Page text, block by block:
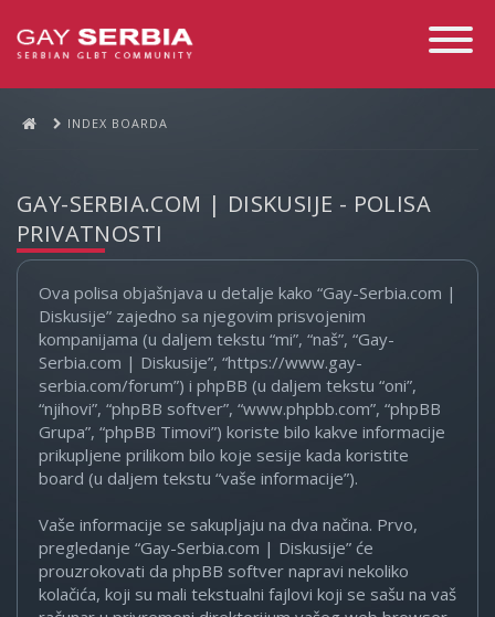
Toggle
INDEX BOARDA
GAY-SERBIA.COM | DISKUSIJE - POLISA
PRIVATNOSTI
Ova polisa objašnjava u detalje kako “Gay-Serbia.com |
Diskusije” zajedno sa njegovim prisvojenim
kompanijama (u daljem tekstu “mi”, “naš”, “Gay-
Serbia.com | Diskusije”, “https://www.gay-
serbia.com/forum”) i phpBB (u daljem tekstu “oni”,
“njihovi”, “phpBB softver”, “www.phpbb.com”, “phpBB
Grupa”, “phpBB Timovi”) koriste bilo kakve informacije
prikupljene prilikom bilo koje sesije kada koristite
board (u daljem tekstu “vaše informacije”).
Vaše informacije se sakupljaju na dva načina. Prvo,
pregledanje “Gay-Serbia.com | Diskusije” će
prouzrokovati da phpBB softver napravi nekoliko
kolačića, koji su mali tekstualni fajlovi koji se sašu na vaš